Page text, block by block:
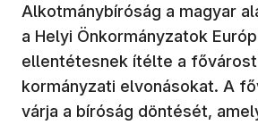
Alkotmánybíróság a magyar
a Helyi Önkormányzatok
ellentétesnek ítélte a
kormányzati elvonásokat. A
várja a bíróság döntését,